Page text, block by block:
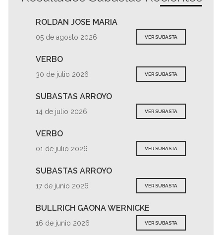
ROLDAN JOSE MARIA
05 de agosto 2026 VER SUBASTA
VERBO
30 de julio 2026 VER SUBASTA
SUBASTAS ARROYO
14 de julio 2026 VER SUBASTA
VERBO
01 de julio 2026 VER SUBASTA
SUBASTAS ARROYO
17 de junio 2026 VER SUBASTA
BULLRICH GAONA WERNICKE
16 de junio 2026 VER SUBASTA